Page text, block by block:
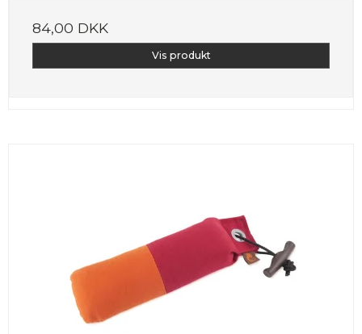
84,00 DKK
Vis produkt